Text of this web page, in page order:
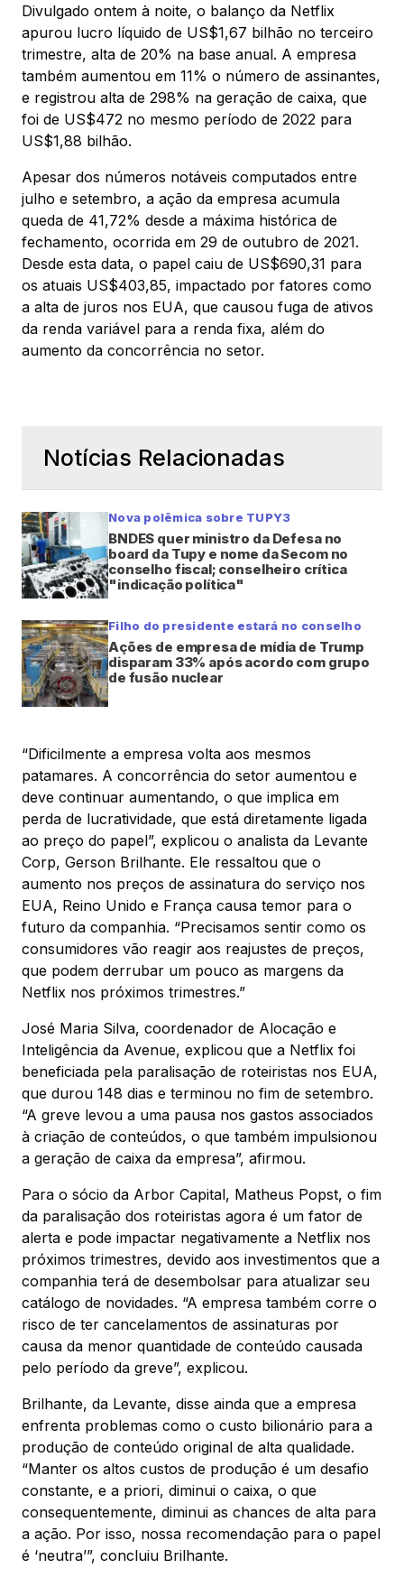
Divulgado ontem à noite, o balanço da Netflix
apurou lucro líquido de US$1,67 bilhão no terceiro
trimestre, alta de 20% na base anual. A empresa
também aumentou em 11% o número de assinantes,
e registrou alta de 298% na geração de caixa, que
foi de US$472 no mesmo período de 2022 para
US$1,88 bilhão.
Apesar dos números notáveis computados entre
julho e setembro, a ação da empresa acumula
queda de 41,72% desde a máxima histórica de
fechamento, ocorrida em 29 de outubro de 2021.
Desde esta data, o papel caiu de US$690,31 para
os atuais US$403,85, impactado por fatores como
a alta de juros nos EUA, que causou fuga de ativos
da renda variável para a renda fixa, além do
aumento da concorrência no setor.
Notícias Relacionadas
Nova polêmica sobre TUPY3
BNDES quer ministro da Defesa no
board da Tupy e nome da Secom no
conselho fiscal; conselheiro crítica
"indicação política"
Filho do presidente estará no conselho
Ações de empresa de mídia de Trump
disparam 33% após acordo com grupo
de fusão nuclear
“Dificilmente a empresa volta aos mesmos
patamares. A concorrência do setor aumentou e
deve continuar aumentando, o que implica em
perda de lucratividade, que está diretamente ligada
ao preço do papel”, explicou o analista da Levante
Corp, Gerson Brilhante. Ele ressaltou que o
aumento nos preços de assinatura do serviço nos
EUA, Reino Unido e França causa temor para o
futuro da companhia. “Precisamos sentir como os
consumidores vão reagir aos reajustes de preços,
que podem derrubar um pouco as margens da
Netflix nos próximos trimestres.”
José Maria Silva, coordenador de Alocação e
Inteligência da Avenue, explicou que a Netflix foi
beneficiada pela paralisação de roteiristas nos EUA,
que durou 148 dias e terminou no fim de setembro.
“A greve levou a uma pausa nos gastos associados
à criação de conteúdos, o que também impulsionou
a geração de caixa da empresa”, afirmou.
Para o sócio da Arbor Capital, Matheus Popst, o fim
da paralisação dos roteiristas agora é um fator de
alerta e pode impactar negativamente a Netflix nos
próximos trimestres, devido aos investimentos que a
companhia terá de desembolsar para atualizar seu
catálogo de novidades. “A empresa também corre o
risco de ter cancelamentos de assinaturas por
causa da menor quantidade de conteúdo causada
pelo período da greve”, explicou.
Brilhante, da Levante, disse ainda que a empresa
enfrenta problemas como o custo bilionário para a
produção de conteúdo original de alta qualidade.
“Manter os altos custos de produção é um desafio
constante, e a priori, diminui o caixa, o que
consequentemente, diminui as chances de alta para
a ação. Por isso, nossa recomendação para o papel
é ‘neutra’”, concluiu Brilhante.